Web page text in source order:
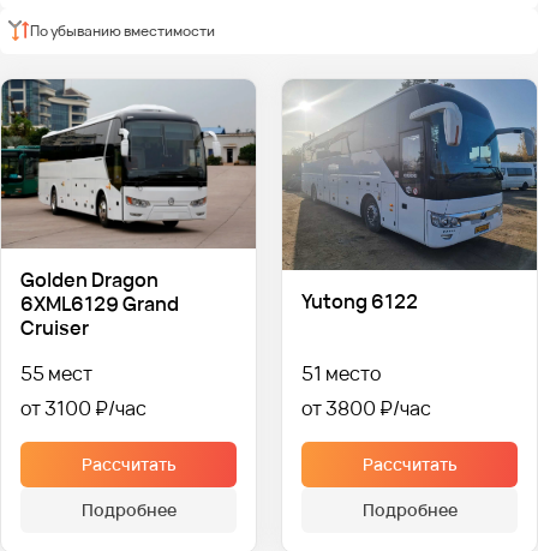
По убыванию вместимости
Golden Dragon
6XML6129 Grand
Cruiser
55 мест
от 3100 ₽
Рассчитать
Подробнее
Yutong 6122
51 место
от 3800 ₽
Рассчитать
Подробнее